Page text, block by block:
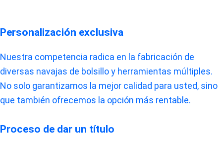
Personalización exclusiva
Nuestra competencia radica en la fabricación de
diversas navajas de bolsillo y herramientas múltiples.
No solo garantizamos la mejor calidad para usted, sino
que también ofrecemos la opción más rentable.
Proceso de dar un título